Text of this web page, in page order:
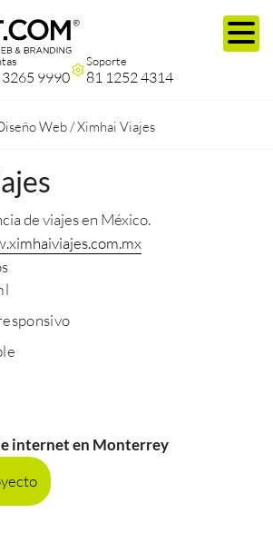
3265 9990
Soporte
81 1252 4314
Web /Ximhai Viajes
de viajes en México.
internet en Monterrey